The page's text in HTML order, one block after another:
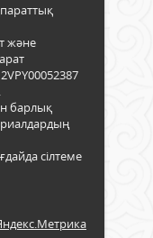
және
барлық
сілтеме